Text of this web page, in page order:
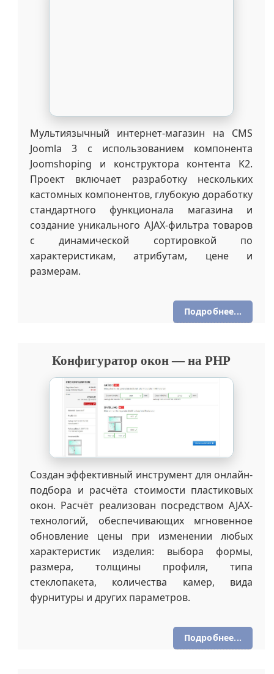
Разработан интернет-магазин на платформе
OpenCart 3
для компании Gramos,
специализирующейся на поставках
оборудования для производства обуви.
Проект реализован по готовой вёрстке с
акцентом на производительность и удобство
администрирования. Все доработки
выполнены исключительно через систему
модификаторов OCMOD, что гарантирует
сохранность изменений при обновлении
Подробнее...
Интернет-магазин Кинезио-Тейп на
Joomla 3 + Joomshoping